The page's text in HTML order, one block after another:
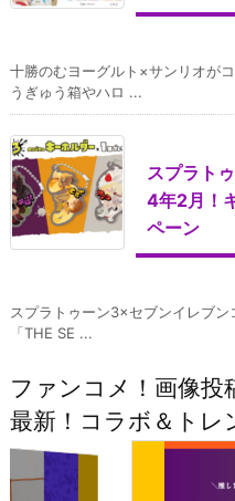
十勝のむヨーグルト×サンリオが
うぎゅう箱やハロ ...
スプラト
4年2月！
ペーン
スプラトゥーン3×セブンイレブン
「THE SE ...
ファンコメ！画像投
最新！コラボ＆トレ